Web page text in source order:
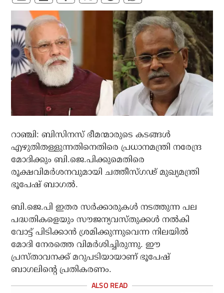
റാഞ്ചി: ബിസിനസ് ഭീമന്മാരുടെ കടങ്ങള്‍
എഴുതിതള്ളുന്നതിനെതിരെ പ്രധാനമന്ത്രി നരേന്ദ്ര
മോദിക്കും ബി.ജെ.പിക്കുമെതിരെ
രൂക്ഷവിമര്‍ശനവുമായി ചത്തീസ്ഗഢ് മുഖ്യമന്ത്രി
ഭൂപേഷ് ബാഗല്‍.
ബി.ജെ.പി ഇതര സര്‍ക്കാരുകള്‍ നടത്തുന്ന പല
പദ്ധതികളെയും സൗജന്യവസ്തുക്കള്‍ നല്‍കി
വോട്ട് പിടിക്കാന്‍ ശ്രമിക്കുന്നുവെന്ന നിലയില്‍
മോദി നേരത്തെ വിമര്‍ശിച്ചിരുന്നു. ഈ
പ്രസ്താവനക്ക് മറുപടിയായാണ് ഭൂപേഷ്
ബാഗലിന്റെ പ്രതികരണം.